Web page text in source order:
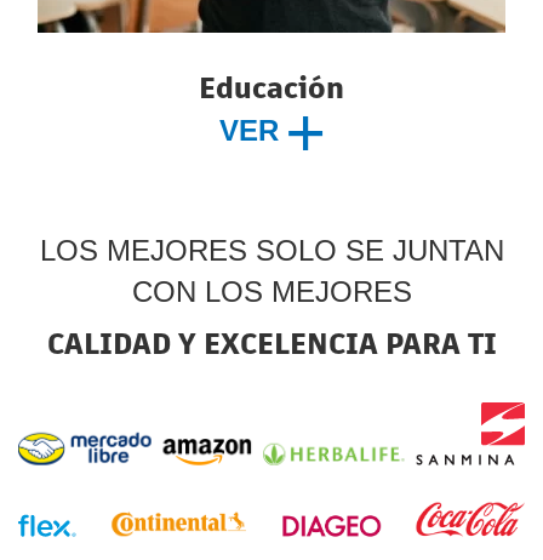
Educación
VER
LOS MEJORES SOLO SE JUNTAN
CON LOS MEJORES
CALIDAD Y EXCELENCIA PARA TI